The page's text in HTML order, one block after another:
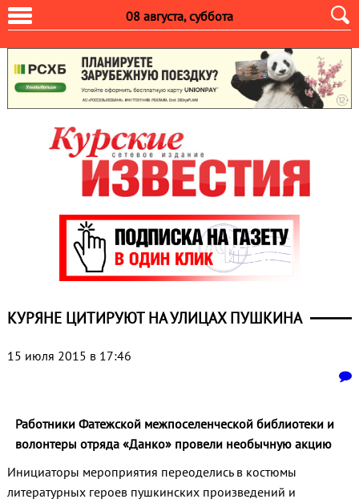
08 августа, суббота
КУРЯНЕ ЦИТИРУЮТ НА УЛИЦАХ ПУШКИНА
15 июля 2015 в 17:46
Работники Фатежской межпоселенческой библиотеки и
волонтеры отряда «Данко» провели необычную акцию
Инициаторы мероприятия переоделись в костюмы
литературных героев пушкинских произведений и